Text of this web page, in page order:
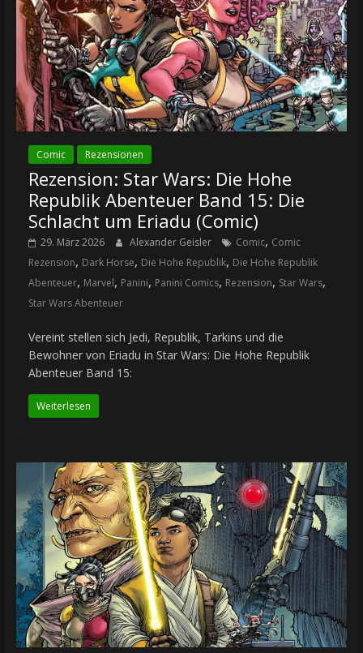
Comic Rezensionen
Rezension: Star Wars: Die Hohe
Republik Abenteuer Band 15: Die
Schlacht um Eriadu (Comic)
29. März 2026 Alexander Geisler Comic, Comic
Rezension, Dark Horse, Die Hohe Republik, Die Hohe Republik
Abenteuer, Marvel, Panini, Panini Comics, Rezension, Star Wars,
Star Wars Abenteuer
Vereint stellen sich Jedi, Republik, Tarkins und die
Bewohner von Eriadu in Star Wars: Die Hohe Republik
Abenteuer Band 15:
Weiterlesen